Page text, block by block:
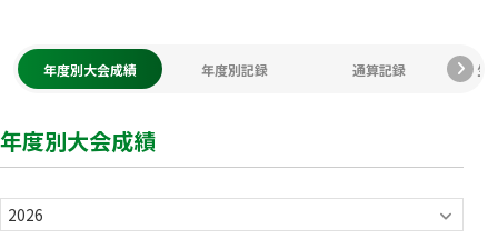
年度別大会成績 年度別記録 通算記録 生
年度別大会成績